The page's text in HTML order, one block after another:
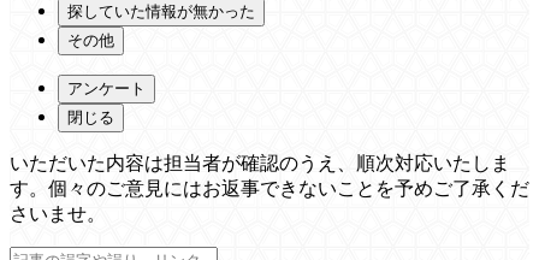
探していた情報が無かった
その他
アンケート
閉じる
いただいた内容は担当者が確認のうえ、順次対応いたしま
す。個々のご意見にはお返事できないことを予めご了承くだ
さいませ。